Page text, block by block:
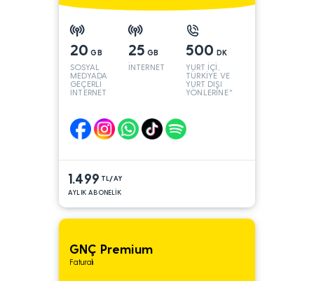
20 GB
SOSYAL
MEDYADA
GEÇERLİ
İNTERNET
25 GB
İNTERNET
500 DK
YURT İÇİ,
TÜRKİYE VE
YURT DIŞI
YÖNLERİNE*
1.499 TL/AY
AYLIK ABONELİK
GNÇ Premium
Faturalı